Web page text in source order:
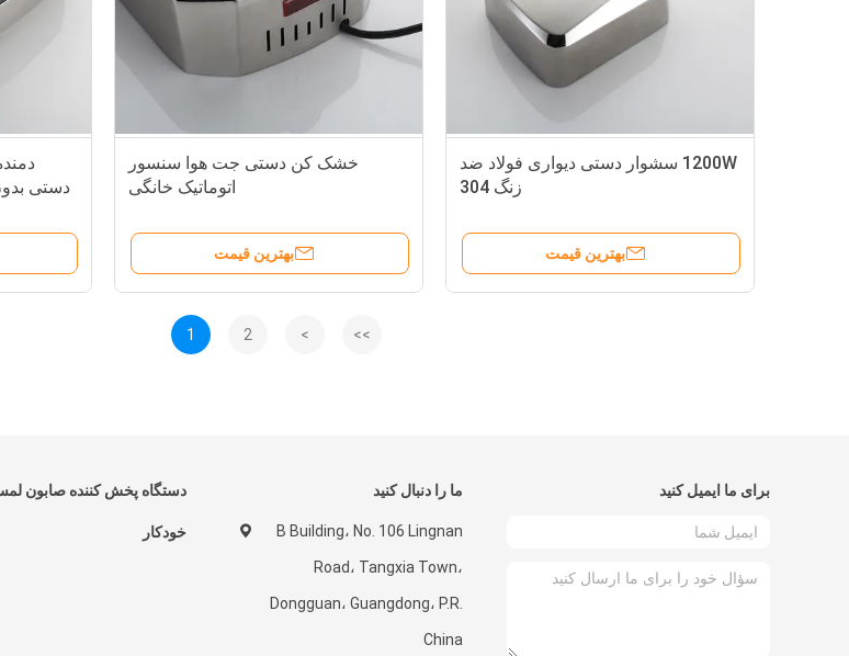
دستی بدون لمس
خشک کن دستی جت هوا سنسور
اتوماتیک خانگی
بهترین قیمت
1200W سشوار دستی دیواری فولاد ضد
زنگ 304
بهترین قیمت
1 2 > >>
دستگاه پخش کننده صابون
خودکار
ما را دنبال کنید
B Building، No. 106 Lingnan
Road، Tangxia Town،
Dongguan، Guangdong، P.R.
China
برای ما ایمیل کنید